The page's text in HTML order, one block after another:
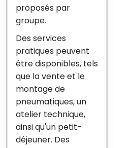
proposés par
groupe.
Des services
pratiques peuvent
être disponibles, tels
que la vente et le
montage de
pneumatiques, un
atelier technique,
ainsi qu'un petit-
déjeuner. Des